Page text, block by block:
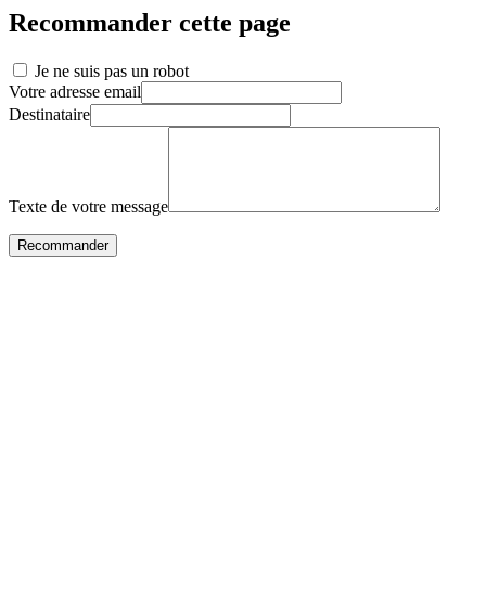
Recommander cette page
Je ne suis pas un robot
Votre adresse email
Destinataire
Texte de votre message